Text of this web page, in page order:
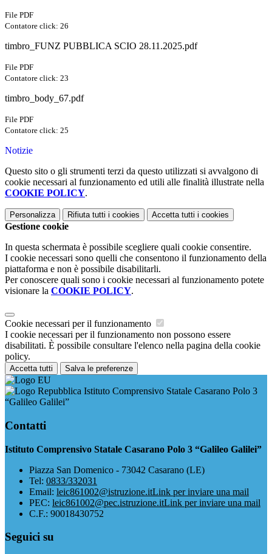
File PDF
Contatore click: 26
timbro_FUNZ PUBBLICA SCIO 28.11.2025.pdf
File PDF
Contatore click: 23
timbro_body_67.pdf
File PDF
Contatore click: 25
Notizie
Questo sito o gli strumenti terzi da questo utilizzati si avvalgono di
cookie necessari al funzionamento ed utili alle finalità illustrate nella
COOKIE POLICY.
Personalizza Rifiuta tutti i cookies Accetta tutti i cookies
Gestione cookie
In questa schermata è possibile scegliere quali cookie consentire.
I cookie necessari sono quelli che consentono il funzionamento della
piattaforma e non è possibile disabilitarli.
Per conoscere quali sono i cookie necessari al funzionamento potete
visionare la COOKIE POLICY.
Cookie necessari per il funzionamento
I cookie necessari per il funzionamento non possono essere
disabilitati. È possibile consultare l'elenco nella pagina della cookie
policy.
Accetta tutti Salva le preferenze
Istituto Comprensivo Statale Casarano Polo 3
“Galileo Galilei”
Contatti
Istituto Comprensivo Statale Casarano Polo 3 “Galileo Galilei”
Piazza San Domenico - 73042 Casarano (LE)
Tel: 0833/332031
Email: leic861002@istruzione.itLink per inviare una mail
PEC: leic861002@pec.istruzione.itLink per inviare una mail
C.F.: 90018430752
Seguici su